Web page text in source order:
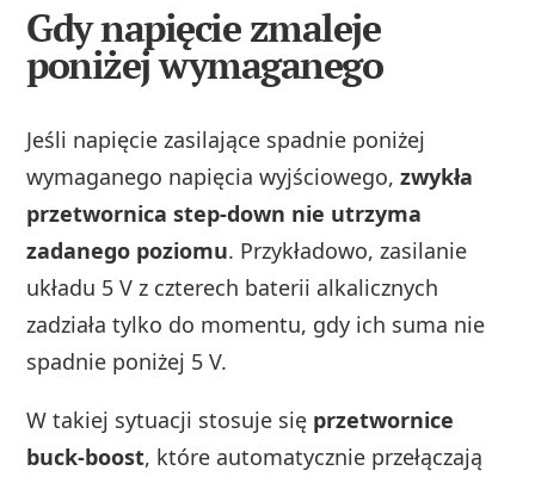
Gdy napięcie zmaleje
poniżej wymaganego
Jeśli napięcie zasilające spadnie poniżej
wymaganego napięcia wyjściowego,zwykła
przetwornica step-down nie utrzyma
zadanego poziomu. Przykładowo, zasilanie
układu 5 V z czterech baterii alkalicznych
zadziała tylko do momentu, gdy ich suma nie
spadnie poniżej 5 V.
W takiej sytuacji stosuje się przetwornice
buck-boost, które automatycznie przełączają